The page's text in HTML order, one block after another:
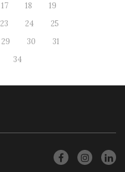
17 18
19
23 24
25
29 30
31
34